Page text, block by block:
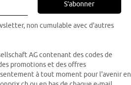
S’abonner
non cumulable avec d'autres
AG contenant des codes de
promotions et des offres
à tout moment pour l'avenir en